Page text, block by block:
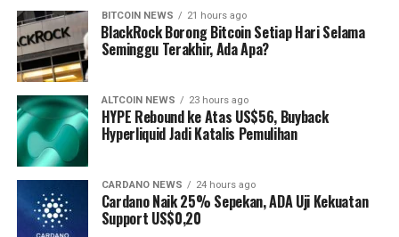
BITCOIN NEWS 21 hours ago
⁠BlackRock Borong Bitcoin Setiap Hari Selama
Seminggu Terakhir, Ada Apa?
ALTCOIN NEWS 23 hours ago
HYPE Rebound ke Atas US$56, Buyback
Hyperliquid Jadi Katalis Pemulihan
CARDANO NEWS 24 hours ago
Cardano Naik 25% Sepekan, ADA Uji Kekuatan
Support US$0,20